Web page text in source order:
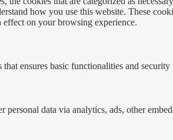
how you use this website. These
effect on your browsing experience.
ensures basic functionalities and
data via analytics, ads, other